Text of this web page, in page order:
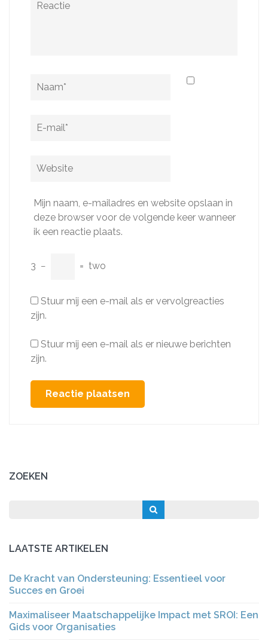
Naam
E-
Website
Mijn naam, e-mailadres en website opslaan in
deze browser voor de volgende keer wanneer
ik een reactie plaats.
3 − = two
Stuur mij een e-mail als er vervolgreacties
zijn.
Stuur mij een e-mail als er nieuwe berichten
zijn.
ZOEKEN
LAATSTE ARTIKELEN
De Kracht van Ondersteuning: Essentieel voor
Succes en Groei
Maximaliseer Maatschappelijke Impact met SROI: Een
Gids voor Organisaties